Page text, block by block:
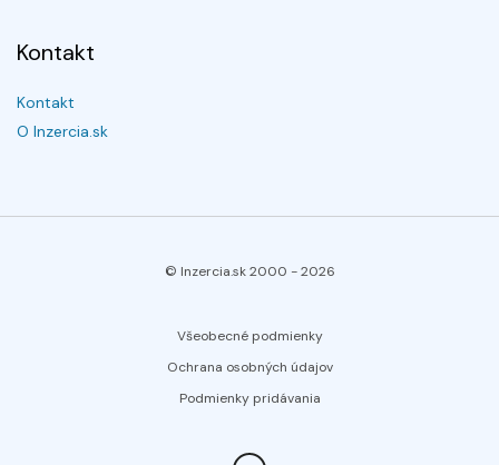
Kontakt
Kontakt
O Inzercia.sk
© Inzercia.sk 2000 -2026
Všeobecné podmienky
Ochrana osobných údajov
Podmienky pridávania